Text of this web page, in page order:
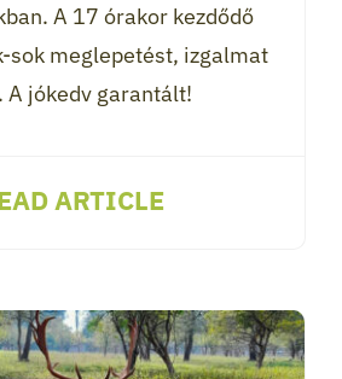
A 17 órakor kezdődő
sok meglepetést, izgalmat
A jókedv garantált!
ARTICLE